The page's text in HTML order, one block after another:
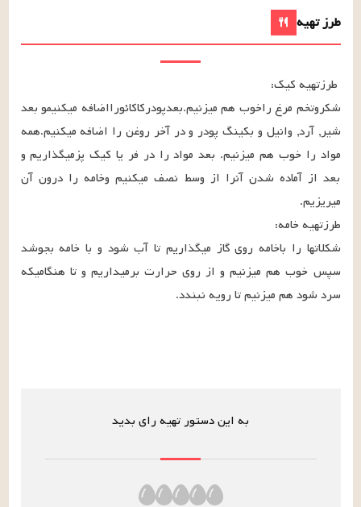
طرز تهیه
سرد شود هم میزنیم تا رویه نبندد.
به این دستور تهیه رای بدید